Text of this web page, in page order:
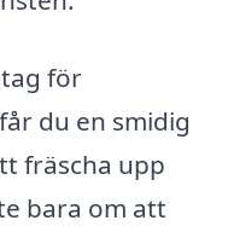
för
du en smidig
fräscha upp
bara om att